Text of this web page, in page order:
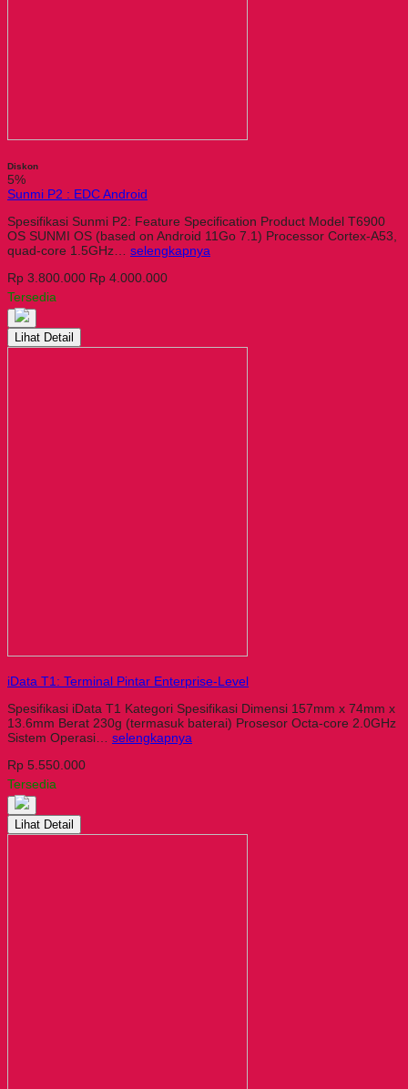
Diskon
5%
Sunmi P2 : EDC Android
Spesifikasi Sunmi P2: Feature Specification Product Model T6900
OS SUNMI OS (based on Android 11Go 7.1) Processor Cortex-A53,
quad-core 1.5GHz… selengkapnya
Rp 3.800.000 Rp 4.000.000
Tersedia
Lihat Detail
iData T1: Terminal Pintar Enterprise-Level
Spesifikasi iData T1 Kategori Spesifikasi Dimensi 157mm x 74mm x
13.6mm Berat 230g (termasuk baterai) Prosesor Octa-core 2.0GHz
Sistem Operasi… selengkapnya
Rp 5.550.000
Tersedia
Lihat Detail